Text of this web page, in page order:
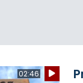
02:46